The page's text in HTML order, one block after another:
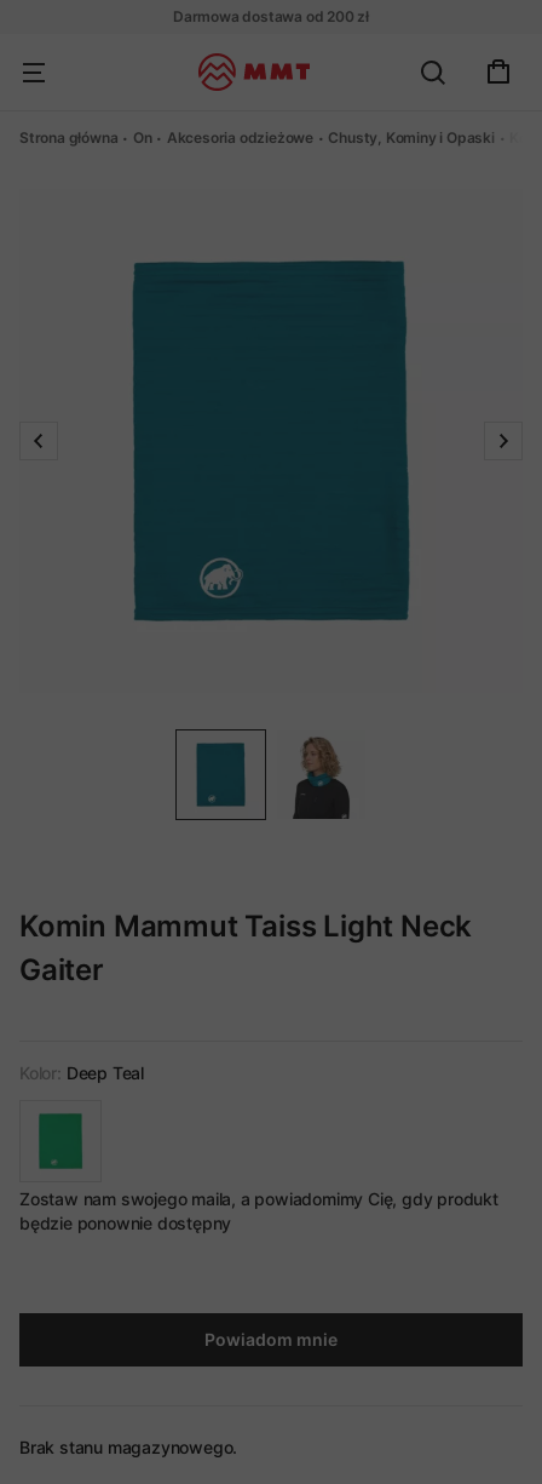
Darmowa dostawa od 200 zł
Strona główna On Akcesoria odzieżowe Chusty, Kominy i Opaski
Komin Mammut Taiss Light Neck
Gaiter
Kolor: Deep Teal
Zostaw nam swojego maila, a powiadomimy Cię, gdy produkt
będzie ponownie dostępny
Powiadom mnie
Brak stanu magazynowego.